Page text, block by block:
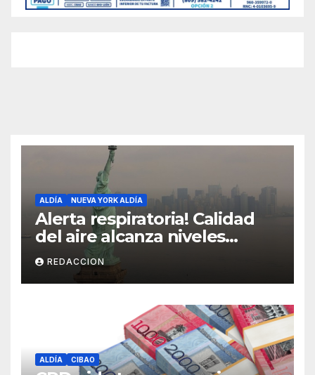
ALDÍA NUEVA YORK ALDÍA
Alerta respiratoria! Calidad
del aire alcanza niveles
peligrosos en NYC
REDACCION
ALDÍA CIBAO